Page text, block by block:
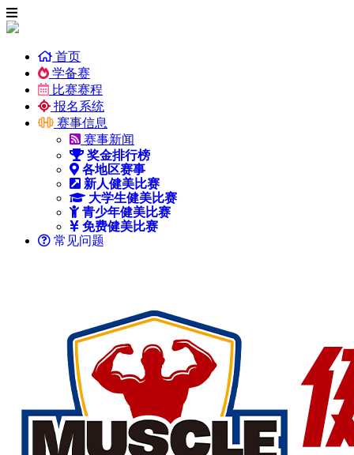
首页
学备赛
比赛赛程
报名系统
赛事信息
赛事新闻
奖金排行榜
各地区赛事
新人健美比赛
大学生健美比赛
青少年健美比赛
免费健美比赛
常见问题